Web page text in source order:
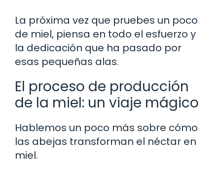
La próxima vez que pruebes un poco
de miel, piensa en todo el esfuerzo y
la dedicación que ha pasado por
esas pequeñas alas.
El proceso de producción
de la miel: un viaje mágico
Hablemos un poco más sobre cómo
las abejas transforman el néctar en
miel.